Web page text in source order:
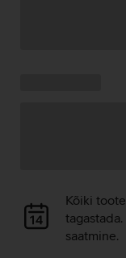
Andmete
laadimine
Kõiki
saatmine.